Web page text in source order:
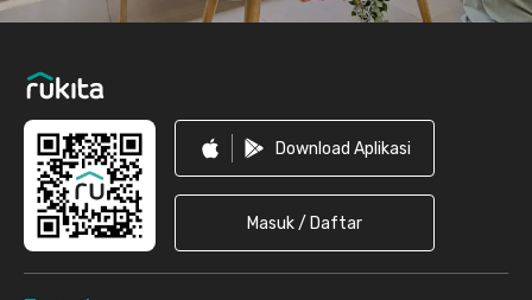
Download Aplikasi
Masuk / Daftar